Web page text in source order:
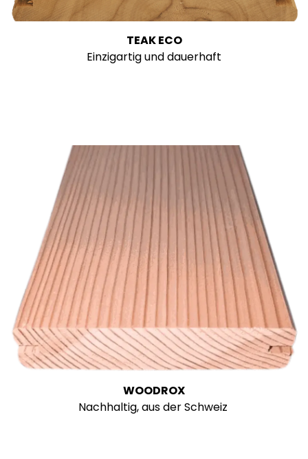
TEAK ECO
Einzigartig und dauerhaft
WOODROX
Nachhaltig, aus der Schweiz